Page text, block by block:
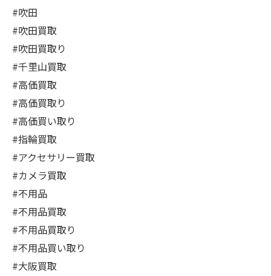
#吹田
#吹田買取
#吹田買取り
#千里山買取
#高価買取
#高価買取り
#高価買い取り
#指輪買取
#アクセサリー買取
#カメラ買取
#不用品
#不用品買取
#不用品買取り
#不用品買い取り
#大阪買取